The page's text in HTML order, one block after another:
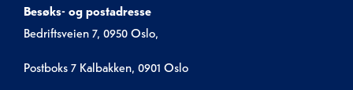
Besøks- og postadresse
Bedriftsveien 7, 0950 Oslo,
Postboks 7 Kalbakken, 0901 Oslo